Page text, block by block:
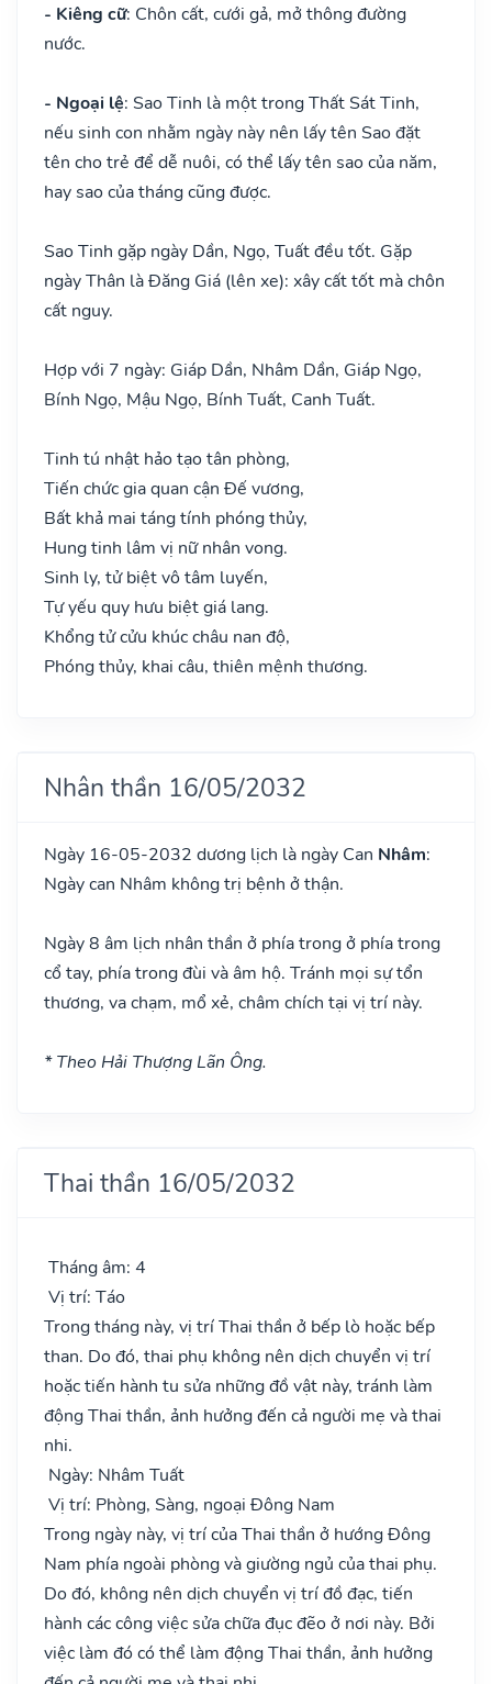
- Kiêng cữ: Chôn cất, cưới gả, mở thông đường
nước.
- Ngoại lệ: Sao Tinh là một trong Thất Sát Tinh,
nếu sinh con nhằm ngày này nên lấy tên Sao đặt
tên cho trẻ để dễ nuôi, có thể lấy tên sao của năm,
hay sao của tháng cũng được.
Sao Tinh gặp ngày Dần, Ngọ, Tuất đều tốt. Gặp
ngày Thân là Đăng Giá (lên xe): xây cất tốt mà chôn
cất nguy.
Hợp với 7 ngày: Giáp Dần, Nhâm Dần, Giáp Ngọ,
Bính Ngọ, Mậu Ngọ, Bính Tuất, Canh Tuất.
Tinh tú nhật hảo tạo tân phòng,
Tiến chức gia quan cận Đế vương,
Bất khả mai táng tính phóng thủy,
Hung tinh lâm vị nữ nhân vong.
Sinh ly, tử biệt vô tâm luyến,
Tự yếu quy hưu biệt giá lang.
Khổng tử cửu khúc châu nan độ,
Phóng thủy, khai câu, thiên mệnh thương.
Nhân thần 16/05/2032
Ngày 16-05-2032 dương lịch là ngày Can Nhâm:
Ngày can Nhâm không trị bệnh ở thận.
Ngày 8 âm lịch nhân thần ở phía trong ở phía trong
cổ tay, phía trong đùi và âm hộ. Tránh mọi sự tổn
thương, va chạm, mổ xẻ, châm chích tại vị trí này.
* Theo Hải Thượng Lãn Ông.
Thai thần 16/05/2032
Tháng âm: 4
Vị trí: Táo
Trong tháng này, vị trí Thai thần ở bếp lò hoặc bếp
than. Do đó, thai phụ không nên dịch chuyển vị trí
hoặc tiến hành tu sửa những đồ vật này, tránh làm
động Thai thần, ảnh hưởng đến cả người mẹ và thai
nhi.
Ngày: Nhâm Tuất
Vị trí: Phòng, Sàng, ngoại Đông Nam
Trong ngày này, vị trí của Thai thần ở hướng Đông
Nam phía ngoài phòng và giường ngủ của thai phụ.
Do đó, không nên dịch chuyển vị trí đồ đạc, tiến
hành các công việc sửa chữa đục đẽo ở nơi này. Bởi
việc làm đó có thể làm động Thai thần, ảnh hưởng